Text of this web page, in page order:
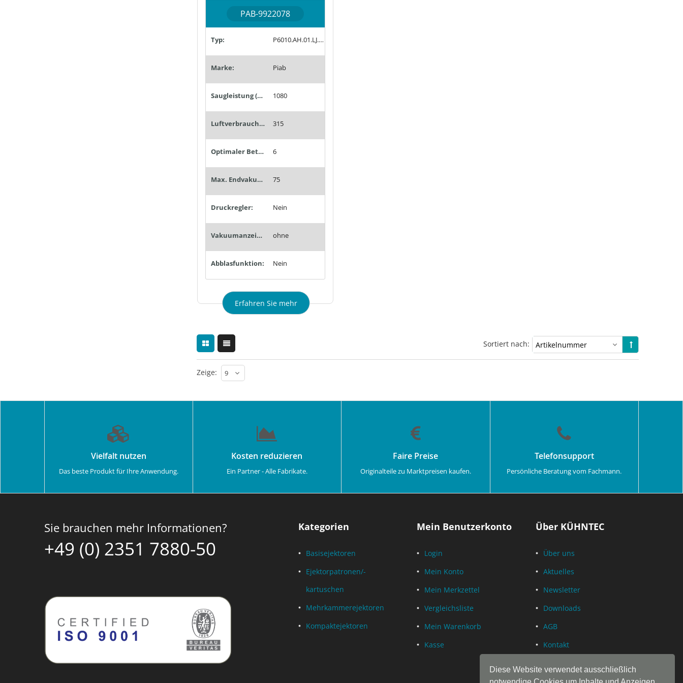
Diese Website verwendet ausschließlich
PAB-9922078
Typ: P6010.AH.01.LJ.55
Marke: Piab
Saugleistung (Nl/min): 1080
Luftverbrauch (Nl/min): 315
Optimaler Betriebsdruck (bar): 6
Max. Endvakuum (%): 75
Druckregler: Nein
Vakuumanzeige: ohne
Abblasfunktion: Nein
Erfahren Sie mehr
Sortiert nach:
Zeige:
Vielfalt nutzen
Das beste Produkt für Ihre Anwendung.
Kosten reduzieren
Ein Partner - Alle Fabrikate.
Faire Preise
Originalteile zu Marktpreisen kaufen.
Telefonsupport
Persönliche Beratung vom Fachmann.
Sie brauchen mehr Informationen?
+49 (0) 2351 7880-50
Kategorien
Basisejektoren
Ejektorpatronen/-
kartuschen
Mehrkammerejektoren
Kompaktejektoren
Mein Benutzerkonto
Login
Mein Konto
Mein Merkzettel
Vergleichsliste
Mein Warenkorb
Kasse
Über KÜHNTEC
Über uns
Aktuelles
Newsletter
Downloads
AGB
Kontakt